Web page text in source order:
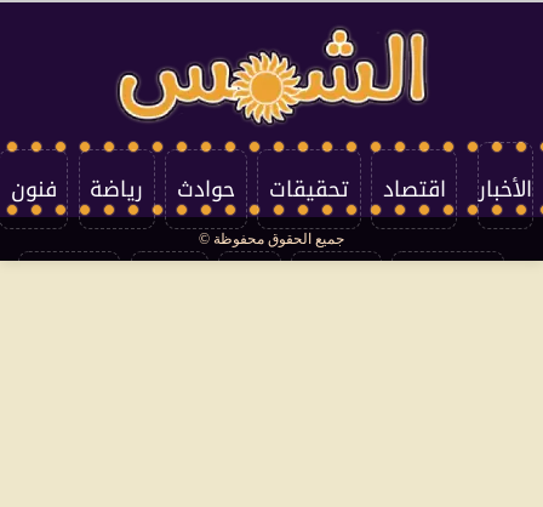
الأخبار اقتصاد تحقيقات حوادث رياضة فنون
جميع الحقوق محفوظة ©